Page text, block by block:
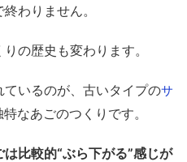
わりません。
の歴史も変わります。
いるのが、古いタイプのサ
なあごのつくりです。
比較的“ぶら下がる”感じが